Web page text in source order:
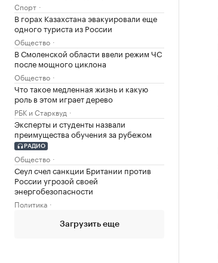
Спорт
В горах Казахстана эвакуировали еще
одного туриста из России
Общество
В Смоленской области ввели режим ЧС
после мощного циклона
Общество
Что такое медленная жизнь и какую
роль в этом играет дерево
РБК и Старквуд
Эксперты и студенты назвали
преимущества обучения за рубежом
РАДИО
Общество
Сеул счел санкции Британии против
России угрозой своей
энергобезопасности
Политика
Загрузить еще